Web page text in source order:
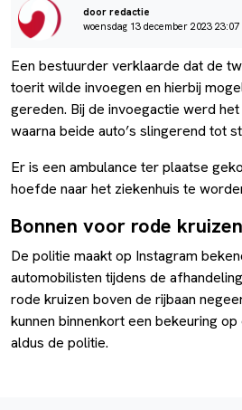
door redactie
woensdag 13 december 2023 23:07
Een bestuurder verklaarde dat de
toerit wilde invoegen en hierbij
gereden. Bij de invoegactie werd
waarna beide auto’s slingerend tot
Er is een ambulance ter plaatse
hoefde naar het ziekenhuis te
Bonnen voor rode
De politie maakt op Instagram
automobilisten tijdens de
rode kruizen boven de rijbaan
kunnen binnenkort een bekeuring
aldus de politie.